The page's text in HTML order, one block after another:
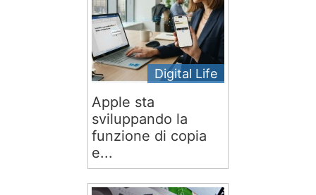
Digital Life
Apple sta
sviluppando la
funzione di copia
e...